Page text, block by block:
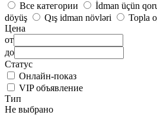
Все категории
İdman üçün
döyüş
Qış idman növləri Topla
Цена
от
до
Статус
Онлайн-показ
VIP объявление
Тип
Не выбрано